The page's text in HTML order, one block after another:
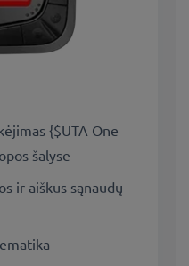
{$UTA One
šalyse
ir aiškus sąnaudų